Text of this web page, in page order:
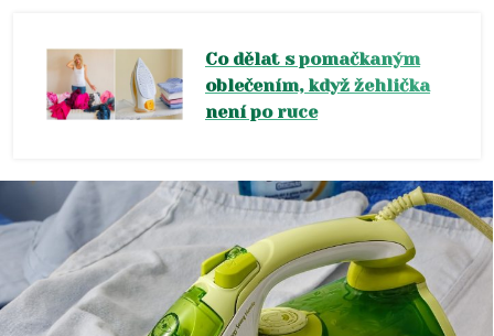
Co dělat s pomačkaným
oblečením, když žehlička
není po ruce